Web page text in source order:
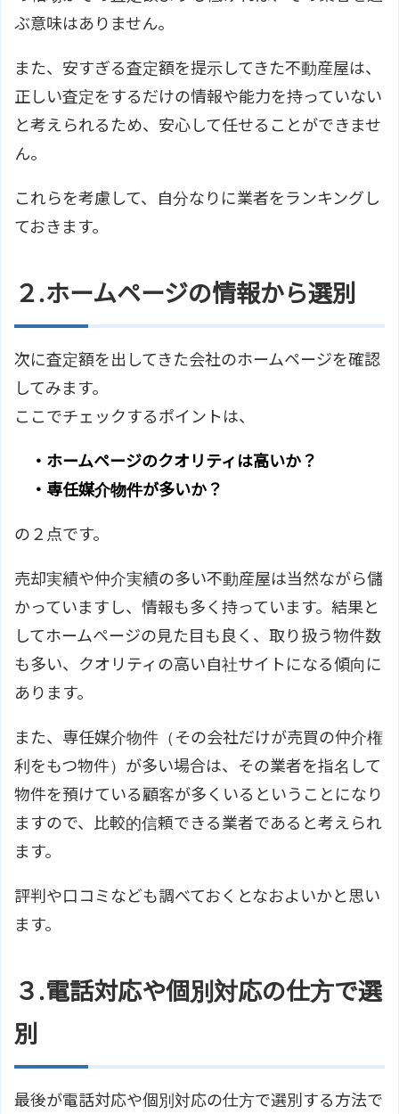
ぶ意味はありません。
また、安すぎる査定額を提示してきた不動産屋は、
正しい査定をするだけの情報や能力を持っていない
と考えられるため、安心して任せることができませ
ん。
これらを考慮して、自分なりに業者をランキングし
ておきます。
２.ホームページの情報から選別
次に査定額を出してきた会社のホームページを確認
してみます。
ここでチェックするポイントは、
・ホームページのクオリティは高いか？
・専任媒介物件が多いか？
の２点です。
売却実績や仲介実績の多い不動産屋は当然ながら儲
かっていますし、情報も多く持っています。結果と
してホームページの見た目も良く、取り扱う物件数
も多い、クオリティの高い自社サイトになる傾向に
あります。
また、専任媒介物件（その会社だけが売買の仲介権
利をもつ物件）が多い場合は、その業者を指名して
物件を預けている顧客が多くいるということになり
ますので、比較的信頼できる業者であると考えられ
ます。
評判や口コミなども調べておくとなおよいかと思い
ます。
３.電話対応や個別対応の仕方で選
別
最後が電話対応や個別対応の仕方で選別する方法で